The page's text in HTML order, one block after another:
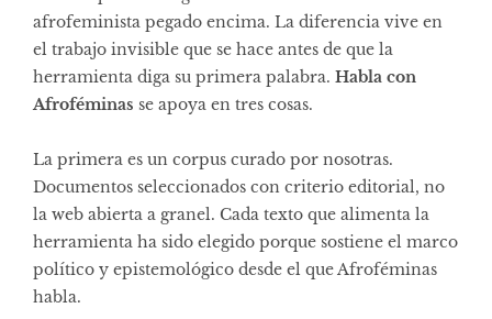
afrofeminista pegado encima. La diferencia vive en
el trabajo invisible que se hace antes de que la
herramienta diga su primera palabra. Habla con
Afroféminas se apoya en tres cosas.
La primera es un corpus curado por nosotras.
Documentos seleccionados con criterio editorial, no
la web abierta a granel. Cada texto que alimenta la
herramienta ha sido elegido porque sostiene el marco
político y epistemológico desde el que Afroféminas
habla.